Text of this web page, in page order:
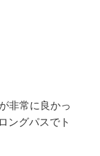
非常に良かっ
ングパスでト